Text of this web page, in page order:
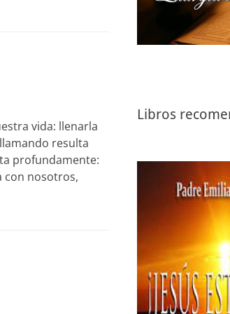
vida: llenarla
resulta
profundamente:
con nosotros,
Libros